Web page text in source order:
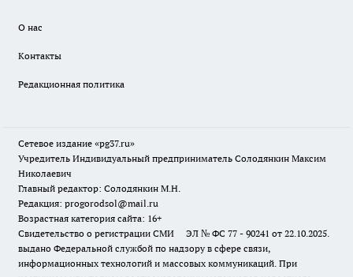
О нас
Контакты
Редакционная политика
Сетевое издание «pg37.ru»
Учредитель Индивидуальный предприниматель Солодянкин Максим
Николаевич
Главный редактор: Солодянкин М.Н.
Редакция: progorodsol@mail.ru
Возрастная категория сайта: 16+
Свидетельство о регистрации СМИ ЭЛ № ФС 77 - 90241 от 22.10.2025.
выдано Федеральной службой по надзору в сфере связи,
информационных технологий и массовых коммуникаций. При